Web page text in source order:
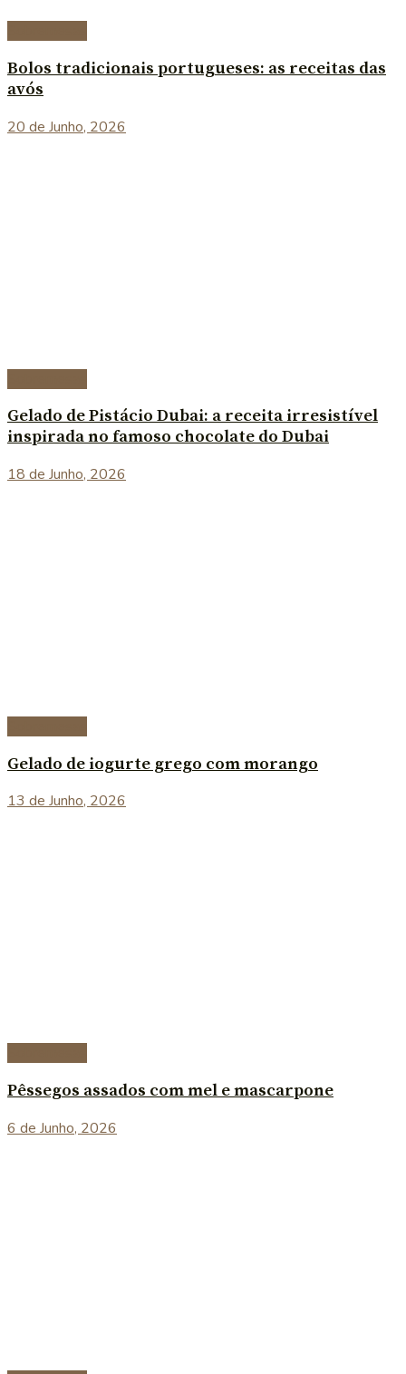
Bolos tradicionais portugueses: as receitas das
avós
20 de Junho, 2026
Gelado de Pistácio Dubai: a receita irresistível
inspirada no famoso chocolate do Dubai
18 de Junho, 2026
Gelado de iogurte grego com morango
13 de Junho, 2026
Pêssegos assados com mel e mascarpone
6 de Junho, 2026